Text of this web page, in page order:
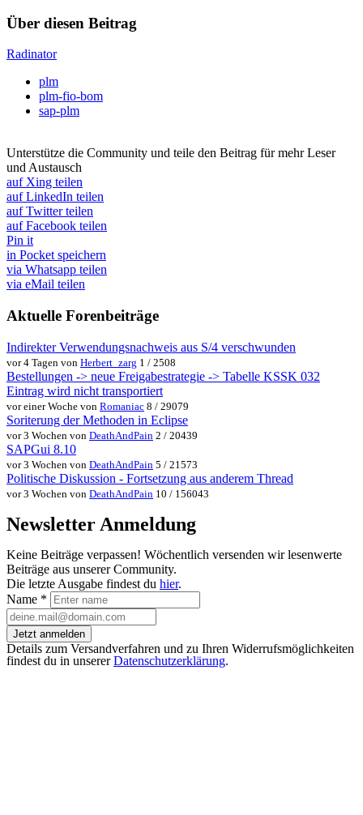
Über diesen Beitrag
Radinator
plm
plm-fio-bom
sap-plm
Unterstütze die Community und teile den Beitrag für mehr Leser
und Austausch
auf Xing teilen
auf LinkedIn teilen
auf Twitter teilen
auf Facebook teilen
Pin it
in Pocket speichern
via Whatsapp teilen
via eMail teilen
Aktuelle Forenbeiträge
Indirekter Verwendungsnachweis aus S/4 verschwunden
vor 4 Tagen von Herbert_zarg 1 / 2508
Bestellungen -> neue Freigabestrategie -> Tabelle KSSK 032
Eintrag wird nicht transportiert
vor einer Woche von Romaniac 8 / 29079
Soriterung der Methoden in Eclipse
vor 3 Wochen von DeathAndPain 2 / 20439
SAPGui 8.10
vor 3 Wochen von DeathAndPain 5 / 21573
Politische Diskussion - Fortsetzung aus anderem Thread
vor 3 Wochen von DeathAndPain 10 / 156043
Newsletter Anmeldung
Keine Beiträge verpassen! Wöchentlich versenden wir lesenwerte
Beiträge aus unserer Community.
Die letzte Ausgabe findest du hier.
Name *
Jetzt anmelden
Details zum Versandverfahren und zu Ihren Widerrufsmöglichkeiten
findest du in unsererDatenschutzerklärung.